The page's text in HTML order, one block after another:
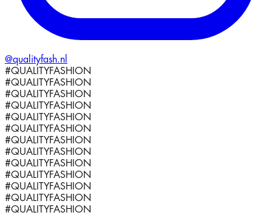
@qualityfash.nl
#QUALITYFASHION
#QUALITYFASHION
#QUALITYFASHION
#QUALITYFASHION
#QUALITYFASHION
#QUALITYFASHION
#QUALITYFASHION
#QUALITYFASHION
#QUALITYFASHION
#QUALITYFASHION
#QUALITYFASHION
#QUALITYFASHION
#QUALITYFASHION